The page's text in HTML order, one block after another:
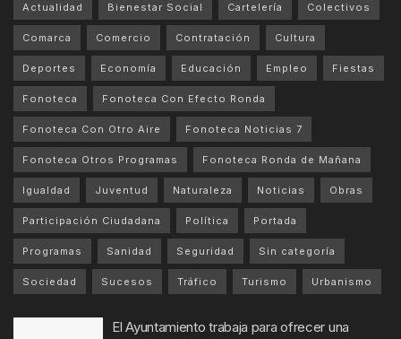
Actualidad Bienestar Social Cartelería Colectivos
Comarca Comercio Contratación Cultura
Deportes Economía Educación Empleo Fiestas
Fonoteca Fonoteca Con Efecto Ronda
Fonoteca Con Otro Aire Fonoteca Noticias 7
Fonoteca Otros Programas Fonoteca Ronda de Mañana
Igualdad Juventud Naturaleza Noticias Obras
Participación Ciudadana Política Portada
Programas Sanidad Seguridad Sin categoría
Sociedad Sucesos Tráfico Turismo Urbanismo
El Ayuntamiento trabaja para ofrecer una